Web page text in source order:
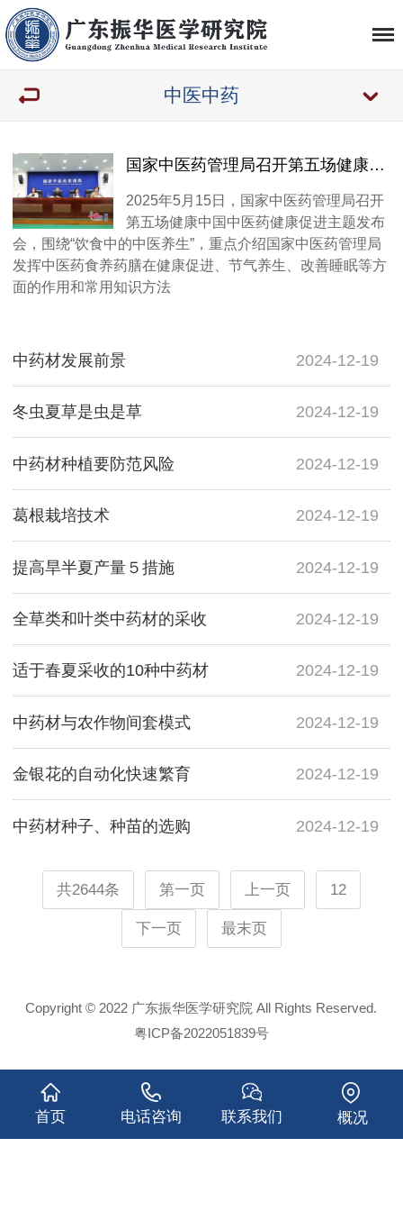
中医中药
国家中医药管理局召开第五场健康中国中医药健康促进主题发布会
2025年5月15日，国家中医药管理局召开
第五场健康中国中医药健康促进主题发布
会，围绕“饮食中的中医养生”，重点介绍国家中医药管理局
发挥中医药食养药膳在健康促进、节气养生、改善睡眠等方
面的作用和常用知识方法
中药材发展前景 2024-12-19
冬虫夏草是虫是草 2024-12-19
中药材种植要防范风险 2024-12-19
葛根栽培技术 2024-12-19
提高旱半夏产量５措施 2024-12-19
全草类和叶类中药材的采收 2024-12-19
适于春夏采收的10种中药材 2024-12-19
中药材与农作物间套模式 2024-12-19
金银花的自动化快速繁育 2024-12-19
中药材种子、种苗的选购 2024-12-19
共2644条 第一页 上一页 12
下一页 最末页
Copyright © 2022 广东振华医学研究院 All Rights Reserved.
粤ICP备2022051839号
首页 电话咨询 联系我们 概况